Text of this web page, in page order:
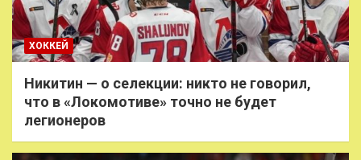
ХОККЕЙ
Никитин — о селекции: никто не говорил,
что в «Локомотиве» точно не будет
легионеров